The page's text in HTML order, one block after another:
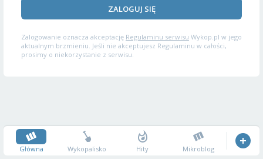
ZALOGUJ SIĘ
Zalogowanie oznacza akceptację Regulaminu serwisu Wykop.pl w jego
aktualnym brzmieniu. Jeśli nie akceptujesz Regulaminu w całości,
prosimy o niekorzystanie z serwisu.
Główna Wykopalisko Hity Mikroblog